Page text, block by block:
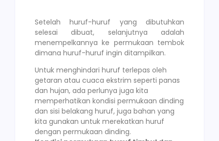
Setelah huruf-huruf yang dibutuhkan
selesai dibuat, selanjutnya adalah
menempelkannya ke permukaan tembok
dimana huruf-huruf ingin ditampilkan.
Untuk menghindari huruf terlepas oleh
getaran atau cuaca ekstrim seperti panas
dan hujan, ada perlunya juga kita
memperhatikan kondisi permukaan dinding
dan sisi belakang huruf, juga bahan yang
kita gunakan untuk merekatkan huruf
dengan permukaan dinding.